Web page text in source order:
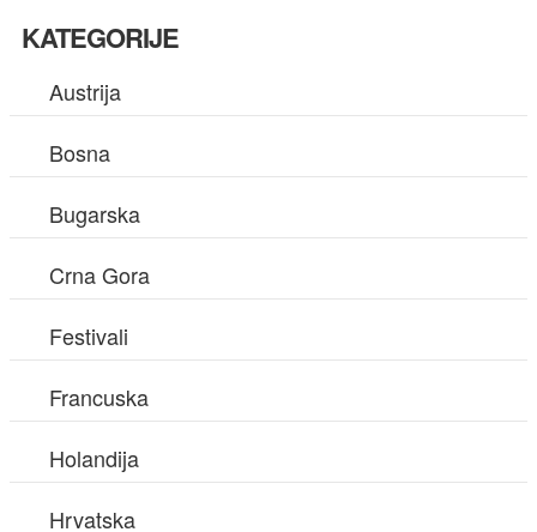
KATEGORIJE
Austrija
Bosna
Bugarska
Crna Gora
Festivali
Francuska
Holandija
Hrvatska